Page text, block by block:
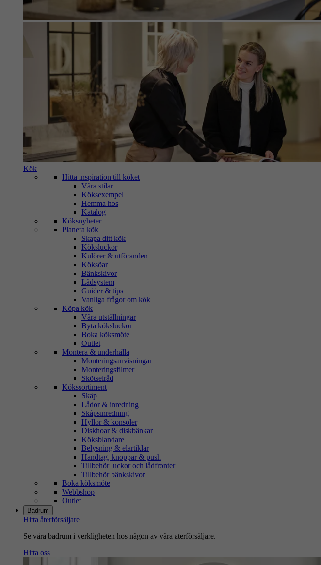
Kök
Hitta inspiration till köket
Våra stilar
Köksexempel
Hemma hos
Katalog
Köksnyheter
Planera kök
Skapa ditt kök
Köksluckor
Kulörer & utföranden
Köksöar
Bänkskivor
Lådsystem
Guider & tips
Vanliga frågor om kök
Köpa kök
Våra utställningar
Byta köksluckor
Boka köksmöte
Outlet
Montera & underhålla
Monteringsanvisningar
Monteringsfilmer
Skötselråd
Kökssortiment
Skåp
Lådor & inredning
Skåpsinredning
Hyllor & konsoler
Diskhoar & diskbänkar
Köksblandare
Belysning & elartiklar
Handtag, knoppar & push
Tillbehör luckor och lådfronter
Tillbehör bänkskivor
Boka köksmöte
Webbshop
Outlet
Badrum
Hitta återförsäljare
Se våra badrum i verkligheten hos någon av våra återförsäljare.
Hitta oss